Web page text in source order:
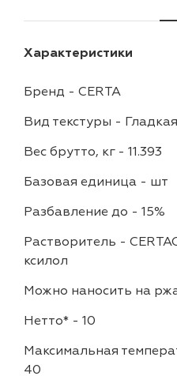
Характеристики
Бренд - CERTA
Вид текстуры - Гладкая
Вес брутто, кг - 11.393
Базовая единица - шт
Разбавление до - 15%
Растворитель -
ксилол
Можно наносить на
Нетто* - 10
Максимальная
40